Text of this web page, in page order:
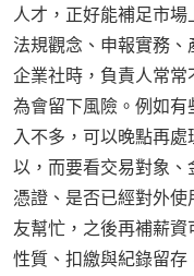
人才，正好能補足市場
法規觀念、申報實務
企業社時，負責人常
為會留下風險。例如
入不多，可以晚點再
以，而要看交易對象
憑證、是否已經對外
友幫忙，之後再補薪
性質、扣繳與紀錄留